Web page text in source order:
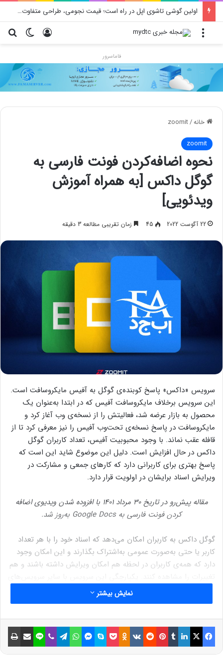
اولین گوشی تاشوی اپل در راه است؛ قیمت نجومی، طراحی متفاوت و زمان رونمایی احتمالی
تغییر ورود منو
فاماسرور
خانه/
zoomit
zoomit
نحوه اضافه‌کردن فونت فارسی به
گوگل داکس [به همراه آموزش
ویدئویی]
22 آگوست 2022 45 زمان تقریبی مطالعه 3 دقیقه
سرویس «داکس» پاسخ کوبنده‌ی گوگل به آفیس مایکروسافت است.
این سرویس برخلاف مایکروسافت آفیس که در ابتدا به‌عنوان یک
محصول به‌ بازار عرضه شد، فعالیتش را از نسخه‌ی وب آغاز کرد و
مایکروسافت در پاسخ نسخه‌ی تحت‌وب آفیس را نیز معرفی کرد تا از
قافله عقب نماند. با وجود محبوبیت آفیس، تعداد کاربران گوگل
داکس در حال افزایش است. دلیل این موضوع شاید این است که
پاسخ بهتری برای کاربرانی دارد که کارهای جمعی و مشارکت در
ویرایش اسناد برایشان در اولویت قرار دارد.
مقاله پیش‌رو در تاریخ ۳۰ مرداد ۱۴۰۱ با افزوده شدن ویدیوی اضافه
کردن فونت فارسی به Google Docs به‌روز شد.
گوگل داکس به کاربران امکان می‌دهد که اسناد خود را با هر تعداد
کاربر یا حتی به‌صورت عمومی به‌اشتراک بگذارند و این امکان وجود
دارد که همه‌ی کاربران در لحظه هم امکان ویرایش داشته باشند و هم
گوگل مانند درایو و جیمیل نیز که بیشترین تعداد کاربر را درمقایسه‌با
رقبا دارد، فرایند اشتراک‌گذاری را بسیار ساده‌تر می‌کند. درضمن، بدون
می‌توانید اسناد را ویرایش کنید.
امکانات گوگل داکس بدون شک با نسخه‌ی نصبی نرم‌افزارهای آفیس
نمایش بیشتر
فیسبوک ایکس لینکداین تامبلر پینتریست Reddit
VKontakte
Odnoklassniki پاکت اسکایپ مسنجر واتس آپ تلگرام وایبر لاین اشتراک گذاری با ایمیل